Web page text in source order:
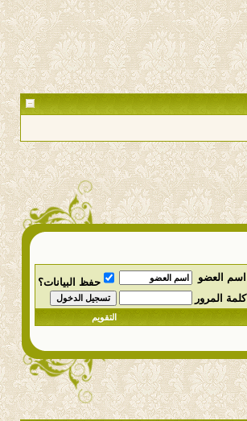
اسم العضو
حفظ البيانات؟
كلمة المرور
التقويم